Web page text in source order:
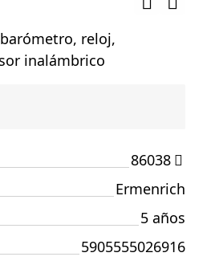
reloj,
inalámbrico
86038
Ermenrich
5 años
5905555026916